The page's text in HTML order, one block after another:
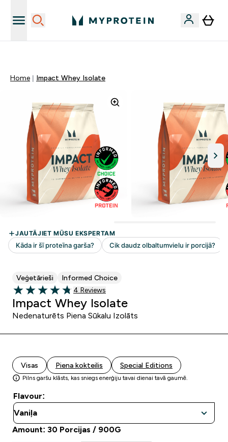
Home Impact Whey Isolate
Veģetārieši Informed Choice
4.75 out of 5 stars
4 customer reviews
4 Reviews
Impact Whey Isolate
Nedenaturēts Piena Sūkalu Izolāts
Visas Piena kokteilis Special Editions
Pilns garšu klāsts, kas sniegs enerģiju tavai dienai tavā gaumē.
Flavour:
Amount: 30 Porcijas / 900G